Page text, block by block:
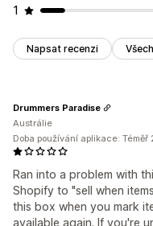
1
Napsat recenzi
Ran into a problem with
Shopify to "sell when
this box when you mark
available again. If you're
Drummers Paradise
Austrálie
Doba používání aplikace: Téměř